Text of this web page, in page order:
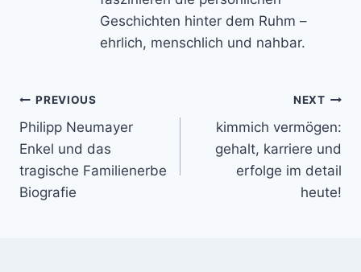
Geschichten hinter dem Ruhm –
ehrlich, menschlich und nahbar.
Post
navigation
PREVIOUS
Philipp Neumayer
Enkel und das
tragische Familienerbe
Biografie
NEXT
kimmich vermögen:
gehalt, karriere und
erfolge im detail
heute!